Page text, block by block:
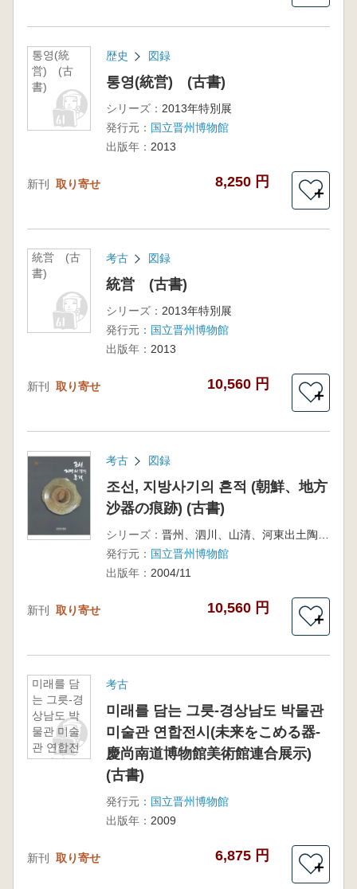
통영(統
営) (古
書)
歴史 図録
통영(統営) (古書)
シリーズ： 2013年特別展
発行元： 国立晋州博物館
出版年： 2013
新刊 取り寄せ 8,250 円
＋
統営 (古
書)
考古 図録
統営 (古書)
シリーズ： 2013年特別展
発行元： 国立晋州博物館
出版年： 2013
新刊 取り寄せ 10,560 円
＋
考古 図録
조선, 지방사기의 흔적 (朝鮮、地方
沙器の痕跡) (古書)
シリーズ：
発行元： 国立晋州博物館
出版年： 2004/11
新刊 取り寄せ 10,560 円
＋
미래를 담
는 그릇-경
상남도 박
물관 미술
관 연합전
시(未来を
書)
考古
미래를 담는 그릇-경상남도 박물관
미술관 연합전시(未来をこめる器-
慶尚南道博物館美術館連合展示)
(古書)
発行元： 国立晋州博物館
出版年： 2009
新刊 取り寄せ 6,875 円
＋